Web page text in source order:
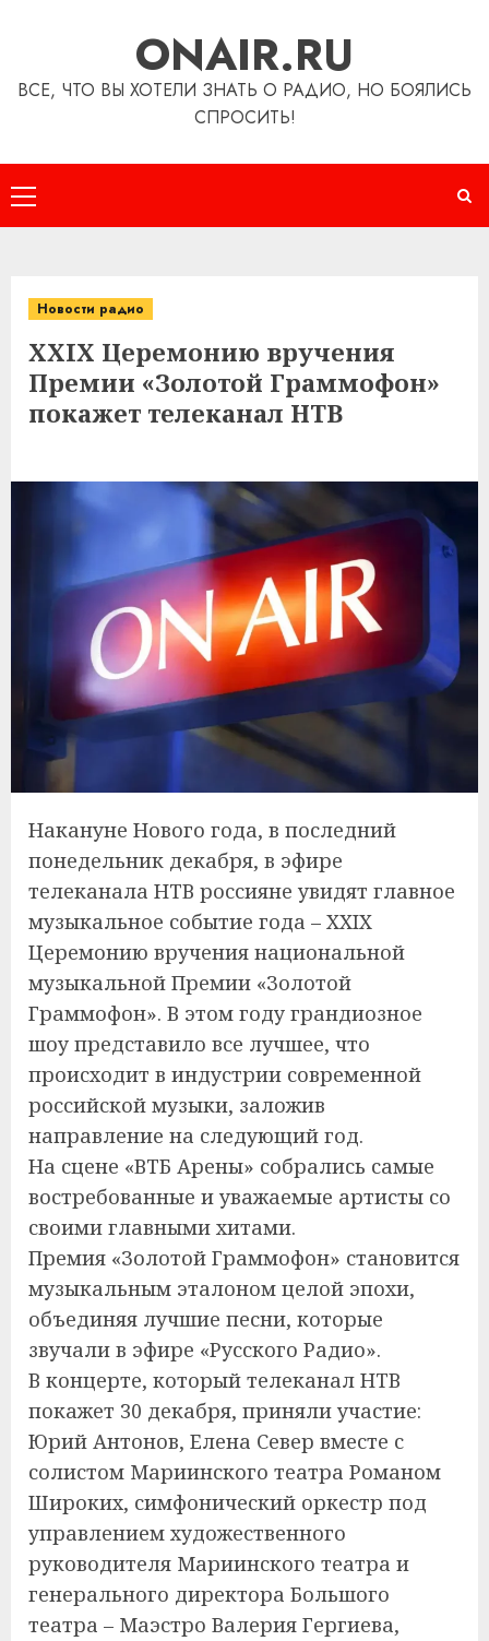
ONAIR.RU
ВСЕ, ЧТО ВЫ ХОТЕЛИ ЗНАТЬ О РАДИО, НО БОЯЛИСЬ
СПРОСИТЬ!
Основное
меню
Новости радио
XXIX Церемонию вручения
Премии «Золотой Граммофон»
покажет телеканал НТВ
Накануне Нового года, в последний
понедельник декабря, в эфире
телеканала НТВ россияне увидят главное
музыкальное событие года – XXIX
Церемонию вручения национальной
музыкальной Премии «Золотой
Граммофон». В этом году грандиозное
шоу представило все лучшее, что
происходит в индустрии современной
российской музыки, заложив
направление на следующий год.
На сцене «ВТБ Арены» собрались самые
востребованные и уважаемые артисты со
своими главными хитами.
Премия «Золотой Граммофон» становится
музыкальным эталоном целой эпохи,
объединяя лучшие песни, которые
звучали в эфире «Русского Радио».
В концерте, который телеканал НТВ
покажет 30 декабря, приняли участие:
Юрий Антонов, Елена Север вместе с
солистом Мариинского театра Романом
Широких, симфонический оркестр под
управлением художественного
руководителя Мариинского театра и
генерального директора Большого
театра – Маэстро Валерия Гергиева,